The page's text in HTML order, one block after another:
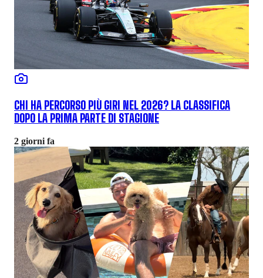
CHI HA PERCORSO PIÙ GIRI NEL 2026? LA CLASSIFICA
DOPO LA PRIMA PARTE DI STAGIONE
2 giorni fa